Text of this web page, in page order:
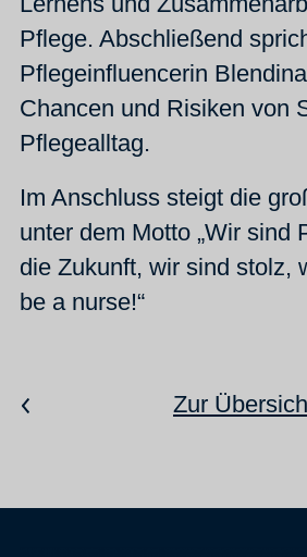
Pflege. Abschließend
Pflegeinfluencerin
Chancen und Risiken von
Pflegealltag.
Im Anschluss steigt die
unter dem Motto „Wir sind
die Zukunft, wir sind stolz,
be a nurse!“
Vorheriger Artikel
Zur